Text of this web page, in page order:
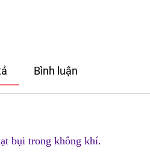
Bình luận
bụi trong không khí.